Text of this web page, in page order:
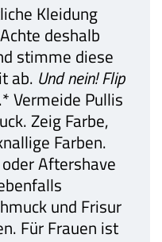
Kleidung
deshalb
stimme diese
ab. Und nein! Flip
Vermeide Pullis
Zeig Farbe,
Farben.
Aftershave
und Frisur
Für Frauen ist